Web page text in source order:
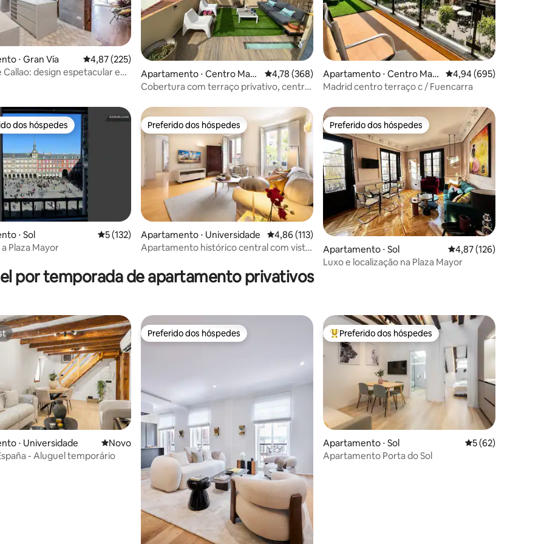
de 5, 155 avaliações
⋅ Gran Vía 4,87 de uma avaliação média de 5, 225 avaliações
4,87 (225)
Callao: design espetacular e
Apartamento ⋅ Centro Madr
id
4,78 de uma avaliação média de 5, 368 avaliações
4,78 (368)
Cobertura com terraço privativo, central
Apartamento ⋅ Centro Mad
rid
4,94 de uma avaliação
4,94 (695)
Madrid centro terraço c / Fuencarra
de 5, 11 avaliações
preferidos dos hóspedes
dos hóspedes
⋅ Sol 5 de uma avaliação média de 5, 132 avaliações
5 (132)
Plaza Mayor
Preferido dos hóspedes
Preferido dos hóspedes
Apartamento ⋅ Universidade 4,86 de uma avaliação média de 5, 113 avaliações
4,86 (113)
Apartamento histórico central com vista
Preferido dos hóspedes
Preferido dos hóspedes
Apartamento ⋅ Sol 4,87 de uma avaliação
4,87 (126)
Luxo e localização na Plaza Mayor
por temporada de apartamento privativos
de 5, 59 avaliações
⋅ Universidade Novo lugar para ficar
Novo
- Aluguel temporário
Preferido dos hóspedes
Preferido dos hóspedes Entre os melhores preferidos dos hóspedes
Preferido dos hóspedes
Apartamento ⋅ Sol 5 de uma
5 (62)
Apartamento Porta do Sol